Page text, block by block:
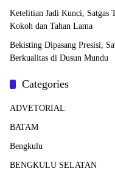
Ketelitian Jadi Kunci, Satgas
Kokoh dan Tahan Lama
Bekisting Dipasang Presisi,
Berkualitas di Dusun Mundu
Categories
ADVETORIAL
BATAM
Bengkulu
BENGKULU SELATAN